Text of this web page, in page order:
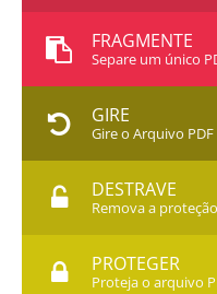
FRAGMENTE
Separe um único
GIRE
Gire o Arquivo PDF
DESTRAVE
Remova a
PROTEGER
Proteja o arquivo